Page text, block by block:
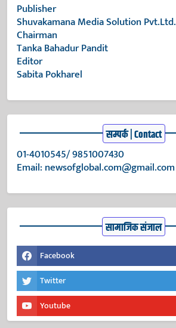
Publisher
Shuvakamana Media Solution Pvt.Ltd.
Chairman
Tanka Bahadur Pandit
Editor
Sabita Pokharel
सम्पर्क | Contact
01-4010545/ 9851007430
Email: newsofglobal.com@gmail.com
सामाजिक संजाल
Facebook
Twitter
Youtube